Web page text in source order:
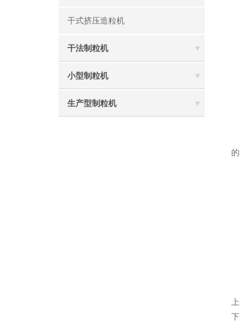
干式挤压造粒机
干法制粒机
小型制粒机
生产型制粒机
上
下